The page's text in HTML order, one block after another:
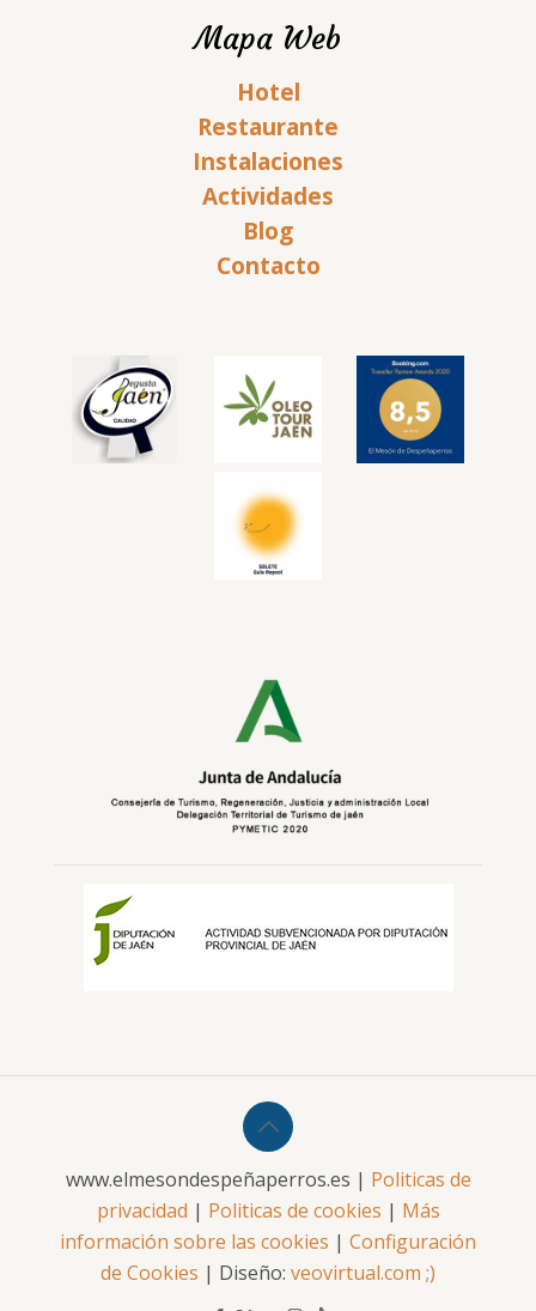
Mapa Web
Hotel
Restaurante
Instalaciones
Actividades
Blog
Contacto
www.elmesondespeñaperros.es | Politicas de
privacidad | Politicas de cookies | Más
información sobre las cookies | Configuración
de Cookies | Diseño: veovirtual.com ;)